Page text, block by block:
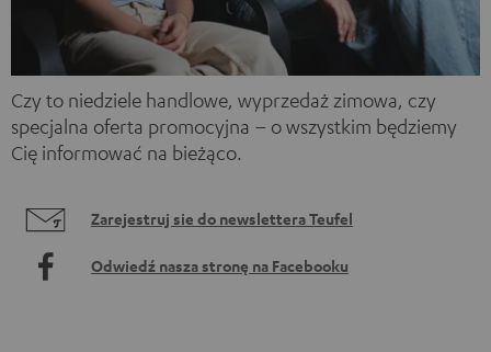
Czy to niedziele handlowe, wyprzedaż zimowa, czy
specjalna oferta promocyjna – o wszystkim będziemy
Cię informować na bieżąco.
Zarejestruj sie do newslettera Teufel
Odwiedź nasza stronę na Facebooku